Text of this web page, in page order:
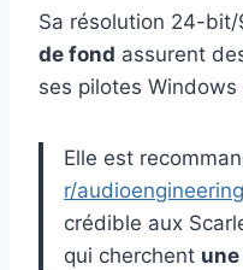
Sa résolution 24-
de fond assurent
ses pilotes
Elle est
r/audioengineering
crédible aux
qui cherchent